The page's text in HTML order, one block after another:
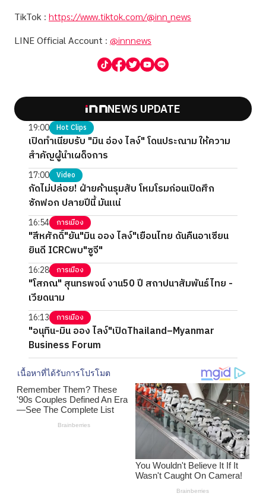
TikTok : https://www.tiktok.com/@inn_news
LINE Official Account : @innnews
NEWS UPDATE
19:00 Hot Clips
เปิดทำเนียบรับ "มิน อ่อง ไลง์" โดนประณาม ให้ความ
สำคัญผู้นำเผด็จการ
17:00 Video
กัดไม่ปล่อย! ฝ่ายค้านรุมสับ โหมโรมก่อนเปิดศึก
ซักฟอก ปลายปีนี้ มันแน่
16:54 การเมือง
"สีหศักดิ์"ยัน"มิน ออง ไลง์"เยือนไทย ดันคืนอาเซียน
ยินดี ICRCพบ"ซูจี"
16:28 การเมือง
"โสภณ" สุนทรพจน์ งาน50 ปี สถาปนาสัมพันธ์ไทย -
เวียดนาม
16:13 การเมือง
"อนุทิน-มิน ออง ไลง์"เปิดThailand–Myanmar
Business Forum